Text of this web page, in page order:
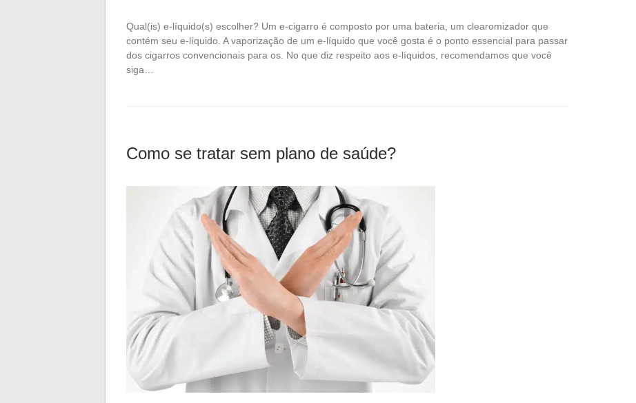
Qual(is) e-líquido(s) escolher? Um e-cigarro é composto por uma bateria, um clearomizador que
contém seu e-líquido. A vaporização de um e-líquido que você gosta é o ponto essencial para passar
dos cigarros convencionais para os. No que diz respeito aos e-líquidos, recomendamos que você
siga…
Como se tratar sem plano de saúde?